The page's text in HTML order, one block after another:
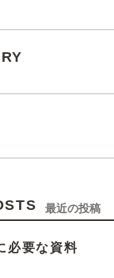
最近の投稿
必要な資料